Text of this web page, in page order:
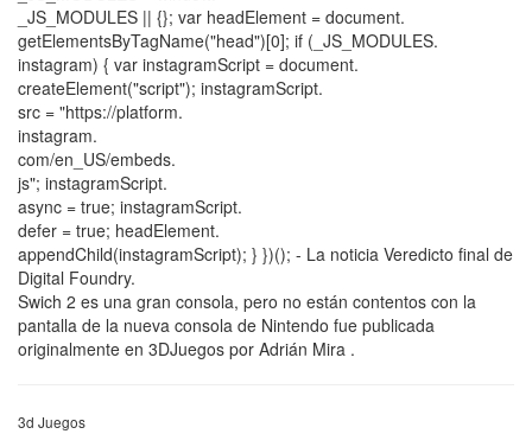
_JS_MODULES || {}; var headElement = document.
getElementsByTagName("head")[0]; if (_JS_MODULES.
instagram) { var instagramScript = document.
createElement("script"); instagramScript.
src = "https://platform.
instagram.
com/en_US/embeds.
js"; instagramScript.
async = true; instagramScript.
defer = true; headElement.
appendChild(instagramScript); } })(); - La noticia Veredicto final de
Digital Foundry.
Swich 2 es una gran consola, pero no están contentos con la
pantalla de la nueva consola de Nintendo fue publicada
originalmente en 3DJuegos por Adrián Mira .
3d Juegos